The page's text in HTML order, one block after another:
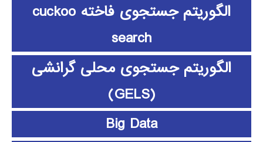
الگوریتم جستجوی فاخته cuckoo
search
الگوریتم جستجوی محلی گرانشی
(GELS)
Big Data